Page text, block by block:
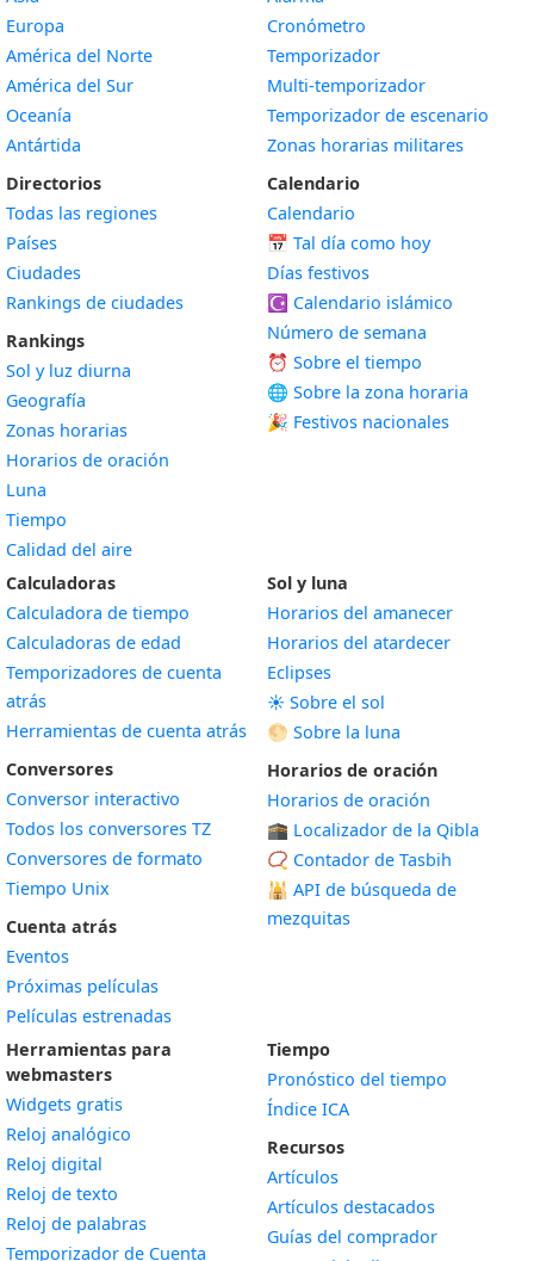
Europa
América del Norte
América del Sur
Oceanía
Antártida
Directorios
Todas las regiones
Países
Ciudades
Rankings de ciudades
Rankings
Sol y luz diurna
Geografía
Zonas horarias
Horarios de oración
Luna
Tiempo
Calidad del aire
Cronómetro
Temporizador
Multi-temporizador
Temporizador de escenario
Zonas horarias militares
Calendario
Calendario
📅 Tal día como hoy
Días festivos
☪️ Calendario islámico
Número de semana
⏰ Sobre el tiempo
🌐 Sobre la zona horaria
🎉 Festivos nacionales
Calculadoras
Calculadora de tiempo
Calculadoras de edad
Temporizadores de cuenta
atrás
Herramientas de cuenta atrás
Conversores
Conversor interactivo
Todos los conversores TZ
Conversores de formato
Tiempo Unix
Cuenta atrás
Eventos
Próximas películas
Películas estrenadas
Sol y luna
Horarios del amanecer
Horarios del atardecer
Eclipses
☀️ Sobre el sol
🌕 Sobre la luna
Horarios de oración
Horarios de oración
🕋 Localizador de la Qibla
📿 Contador de Tasbih
🕌 API de búsqueda de
mezquitas
Herramientas para
webmasters
Widgets gratis
Reloj analógico
Reloj digital
Reloj de texto
Reloj de palabras
Temporizador de Cuenta
Tiempo
Pronóstico del tiempo
Índice ICA
Recursos
Artículos
Artículos destacados
Guías del comprador